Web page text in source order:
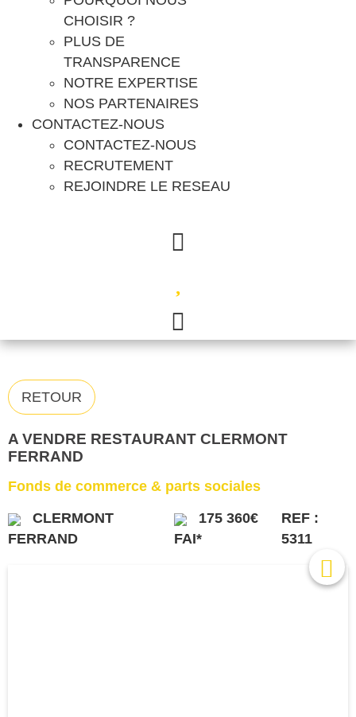
CHOISIR ?
PLUS DE
TRANSPARENCE
NOTRE EXPERTISE
NOS PARTENAIRES
CONTACTEZ-NOUS
CONTACTEZ-NOUS
RECRUTEMENT
REJOINDRE LE RESEAU
RETOUR
A VENDRE RESTAURANT CLERMONT
FERRAND
Fonds de commerce & parts sociales
CLERMONT
FERRAND
175 360€
FAI*
REF :
5311